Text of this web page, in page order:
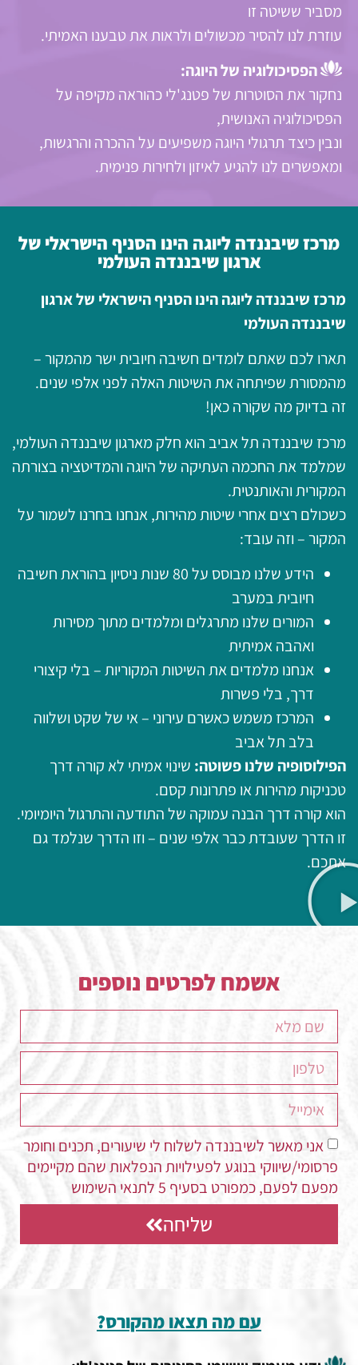
מסביר ששיטה זו
עוזרת לנו להסיר מכשולים ולראות את טבענו האמיתי.
הפסיכולוגיה של היוגה:
נחקור את הסוטרות של פטנג'לי כהוראה מקיפה על
הפסיכולוגיה האנושית,
ונבין כיצד תרגולי היוגה משפיעים על ההכרה והרגשות,
ומאפשרים לנו להגיע לאיזון ולחירות פנימית.
מרכז שיבננדה ליוגה הינו הסניף הישראלי של
ארגון שיבננדה העולמי
מרכז שיבננדה ליוגה הינו הסניף הישראלי של ארגון
שיבננדה העולמי
תארו לכם שאתם לומדים חשיבה חיובית ישר מהמקור –
מהמסורת שפיתחה את השיטות האלה לפני אלפי שנים.
זה בדיוק מה שקורה כאן!
מרכז שיבננדה תל אביב הוא חלק מארגון שיבננדה העולמי,
שמלמד את החכמה העתיקה של היוגה והמדיטציה בצורתה
המקורית והאותנטית.
כשכולם רצים אחרי שיטות מהירות, אנחנו בחרנו לשמור על
המקור – וזה עובד:
הידע שלנו מבוסס על 80 שנות ניסיון בהוראת חשיבה
חיובית במערב
המורים שלנו מתרגלים ומלמדים מתוך מסירות
ואהבה אמיתית
אנחנו מלמדים את השיטות המקוריות – בלי קיצורי
דרך, בלי פשרות
המרכז משמש כאשרם עירוני – אי של שקט ושלווה
בלב תל אביב
הפילוסופיה שלנו פשוטה: שינוי אמיתי לא קורה דרך
טכניקות מהירות או פתרונות קסם.
הוא קורה דרך הבנה עמוקה של התודעה והתרגול היומיומי.
זו הדרך שעובדת כבר אלפי שנים – וזו הדרך שנלמד גם
אתכם.
אשמח לפרטים נוספים
אני מאשר לשיבננדה לשלוח לי שיעורים, תכנים וחומר
פרסומי/שיווקי בנוגע לפעילויות הנפלאות שהם מקיימים
מפעם לפעם, כמפורט בסעיף 5 לתנאי השימוש
שליחה
עם מה תצאו מהקורס?